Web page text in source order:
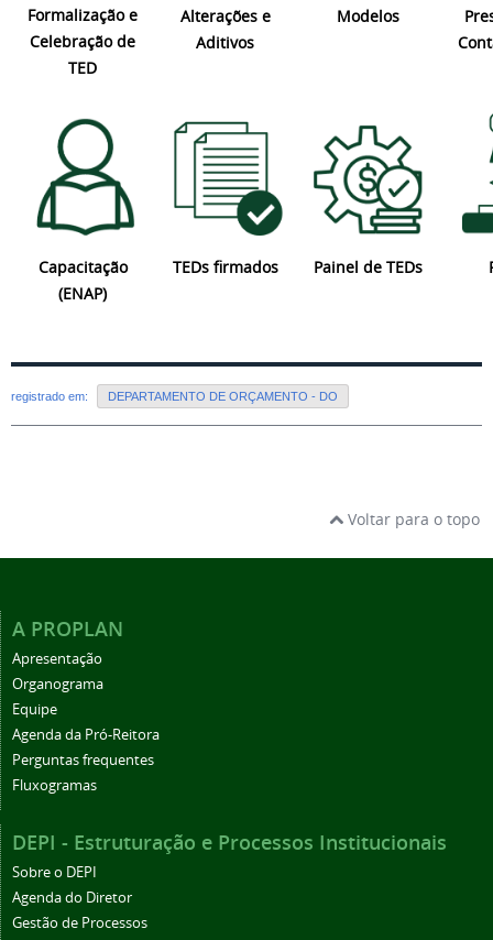
Formalização e
Celebração de
TED
Alterações e
Aditivos
Modelos
Capacitação
(ENAP)
TEDs firmados Painel de TEDs
registrado em: DEPARTAMENTO DE ORÇAMENTO - DO
Voltar para o topo
A PROPLAN
Apresentação
Organograma
Equipe
Agenda da Pró-Reitora
Perguntas frequentes
Fluxogramas
DEPI - Estruturação e Processos Institucionais
Sobre o DEPI
Agenda do Diretor
Gestão de Processos